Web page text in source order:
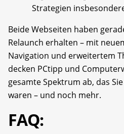
Strategien
Beide Webseiten haben
Relaunch erhalten – mit
Navigation und erweitertem
decken PCtipp und
gesamte Spektrum ab, das
waren – und noch mehr.
FAQ: